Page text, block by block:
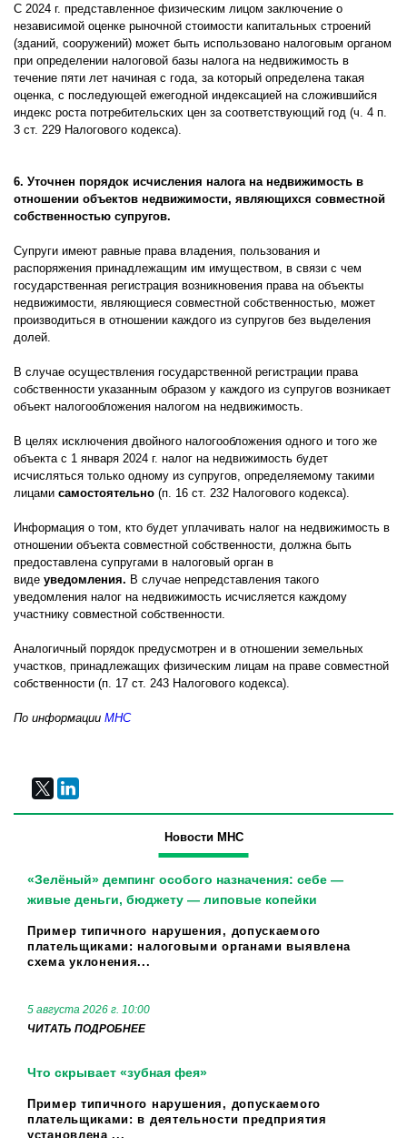
С 2024 г. представленное физическим лицом заключение о
независимой оценке рыночной стоимости капитальных строений
(зданий, сооружений) может быть использовано налоговым органом
при определении налоговой базы налога на недвижимость в
течение пяти лет начиная с года, за который определена такая
оценка, с последующей ежегодной индексацией на сложившийся
индекс роста потребительских цен за соответствующий год (ч. 4 п.
3 ст. 229 Налогового кодекса).
6. Уточнен порядок исчисления налога на недвижимость в
отношении объектов недвижимости, являющихся совместной
собственностью супругов.
Супруги имеют равные права владения, пользования и
распоряжения принадлежащим им имуществом, в связи с чем
государственная регистрация возникновения права на объекты
недвижимости, являющиеся совместной собственностью, может
производиться в отношении каждого из супругов без выделения
долей.
В случае осуществления государственной регистрации права
собственности указанным образом у каждого из супругов возникает
объект налогообложения налогом на недвижимость.
В целях исключения двойного налогообложения одного и того же
объекта с 1 января 2024 г. налог на недвижимость будет
исчисляться только одному из супругов, определяемому такими
лицами самостоятельно (п. 16 ст. 232 Налогового кодекса).
Информация о том, кто будет уплачивать налог на недвижимость в
отношении объекта совместной собственности, должна быть
предоставлена супругами в налоговый орган в
виде уведомления. В случае непредставления такого
уведомления налог на недвижимость исчисляется каждому
участнику совместной собственности.
Аналогичный порядок предусмотрен и в отношении земельных
участков, принадлежащих физическим лицам на праве совместной
собственности (п. 17 ст. 243 Налогового кодекса).
По информации МНС
Новости МНС
«Зелёный» демпинг особого назначения: себе —
живые деньги, бюджету — липовые копейки
Пример типичного нарушения, допускаемого
плательщиками: налоговыми органами выявлена
схема уклонения...
5 августа 2026 г. 10:00
ЧИТАТЬ ПОДРОБНЕЕ
Что скрывает «зубная фея»
Пример типичного нарушения, допускаемого
плательщиками: в деятельности предприятия
установлена ...